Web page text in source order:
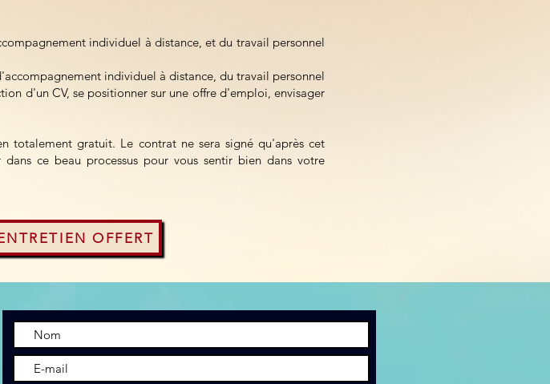
individuel à distance, et du travail personnel
individuel à distance, du travail personnel
d'un CV, se positionner sur une offre d'emploi, envisager
gratuit. Le contrat ne sera signé qu'après cet
ce beau processus pour vous sentir bien dans votre
OFFERT